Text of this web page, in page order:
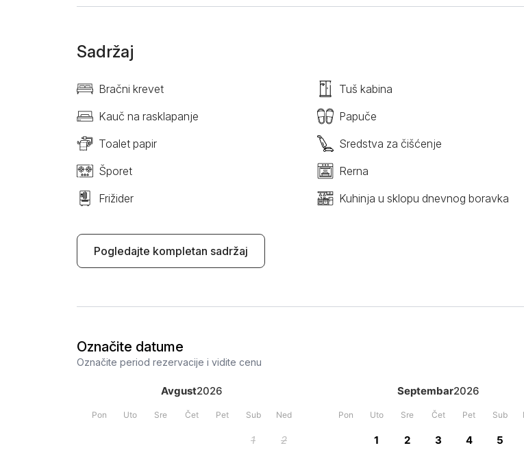
Sadržaj
Bračni krevet
Tuš kabina
Kauč na rasklapanje
Papuče
Toalet papir
Sredstva za čišćenje
Šporet
Rerna
Frižider
Kuhinja u sklopu dnevnog boravka
Pogledajte kompletan sadržaj
Označite datume
Označite period rezervacije i vidite cenu